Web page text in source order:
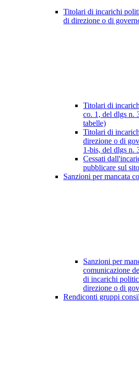
Titolari di incarichi
di direzione o di
Titolari di
co. 1, del dlgs n.
tabelle)
Titolari di
direzione o di
1-bis, del dlgs n.
Cessati
pubblicare sul
Sanzioni per mancata
Sanzioni per
comunicazione
di incarichi
direzione o di
Rendiconti gruppi